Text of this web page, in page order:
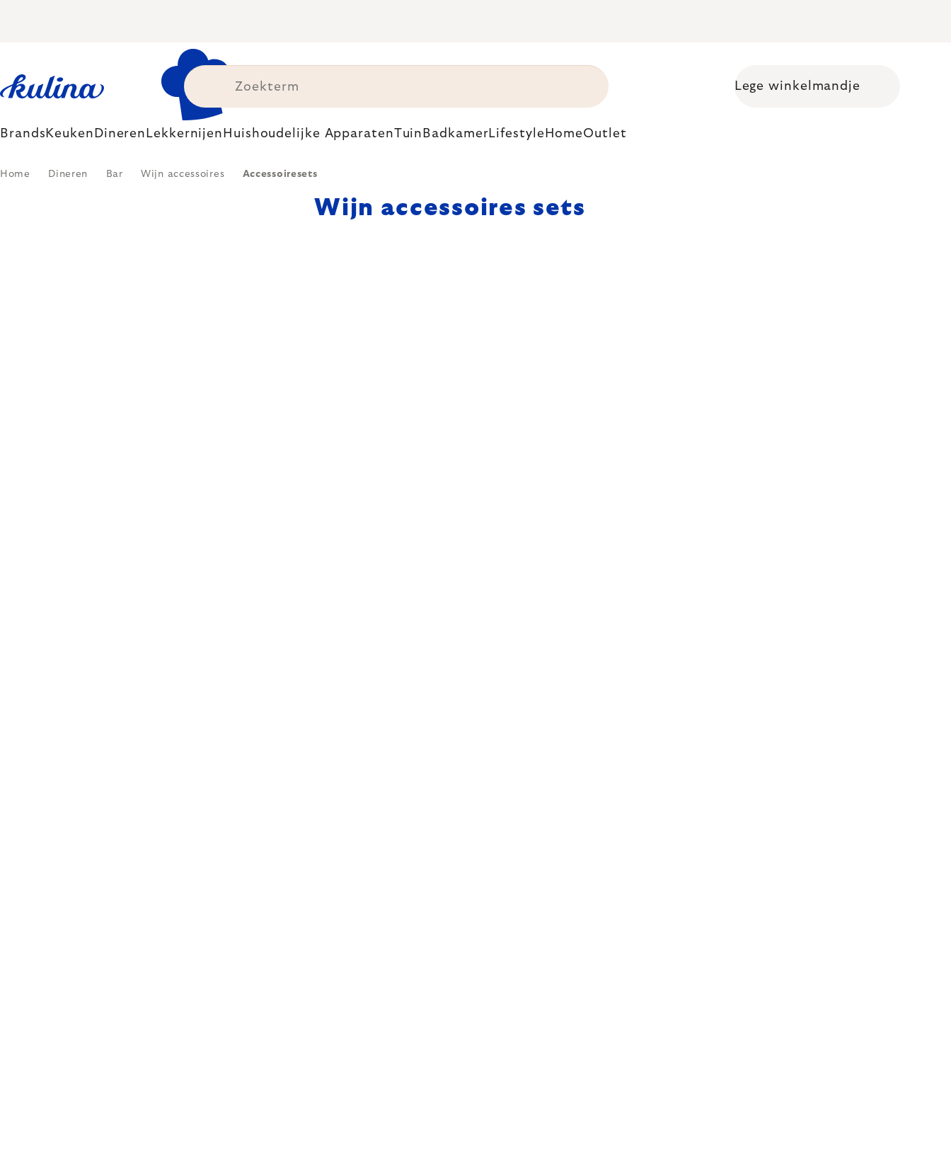
Shopping cart
Lege winkelmandje
Brands Keuken Dineren Lekkernijen Huishoudelijke ApparatenTuin BadkamerLifestyle HomeOutlet
Home Dineren Bar Wijn accessoires Accessoiresets
Wijn accessoires sets